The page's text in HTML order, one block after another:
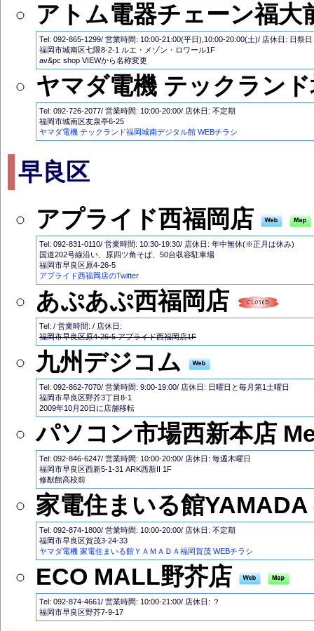
アトム電器チェーン福大
Tel: 092-865-1299/ 営業時間: 10:00-21:00(平日),10:00-20:00(土)/ 店休日: 日祭日
福岡市城南区七隈8-2-1 ルエ・メゾン・ロワール1F
av&pc shop VIEWから名称変更
ヤマダ電機 テックラン
Tel: 092-726-2077/ 営業時間: 10:00-20:00/ 店休日: 不定期
福岡市城南区友泉亭6-25
ヤマダ電機 テックランド福岡城南デジタル館 WEBチラシ
早良区
アプライド西福岡店
Tel: 092-831-0110/ 営業時間: 10:30-19:30/ 店休日: 年中無休(※正月は休み)
国道202号線沿い、原四ツ角そば、50台収容駐車場
福岡市早良区原4-26-5
アプライド西福岡店のTwitter
あぷあぷ西福岡店
Tel: / 営業時間: / 店休日:
福岡市早良区原4-26-5 アプライド西福岡店1F
九州デジコム
Tel: 092-862-7070/ 営業時間: 9:00-19:00/ 店休日: 日曜日と毎月第1土曜日
福岡市早良区野芥3丁目8-1
2009年10月20日に店舗移転
パソコン市場西新本店
Tel: 092-846-6247/ 営業時間: 10:00-20:00/ 店休日: 毎週木曜日
福岡市早良区西新5-1-31 ARK西新II 1F
修猷館高校前
家電住まいる館
Tel: 092-874-1800/ 営業時間: 10:00-20:00/ 店休日: 不定期
福岡市早良区賀茂3-24-33
ヤマダ電機 家電住まいる館ＹＡＭＡＤＡ福岡賀茂 WEBチラシ
ECO MALL野芥店
Tel: 092-874-4661/ 営業時間: 10:00-21:00/ 店休日: ？
福岡市早良区野芥7-9-17